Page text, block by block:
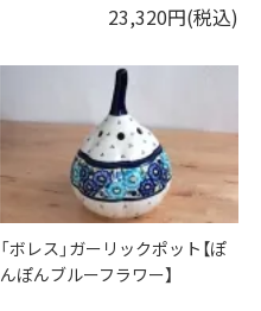
23,320円(税込)
「ボレス」ガーリックポット【ぽ
んぽんブルーフラワー】